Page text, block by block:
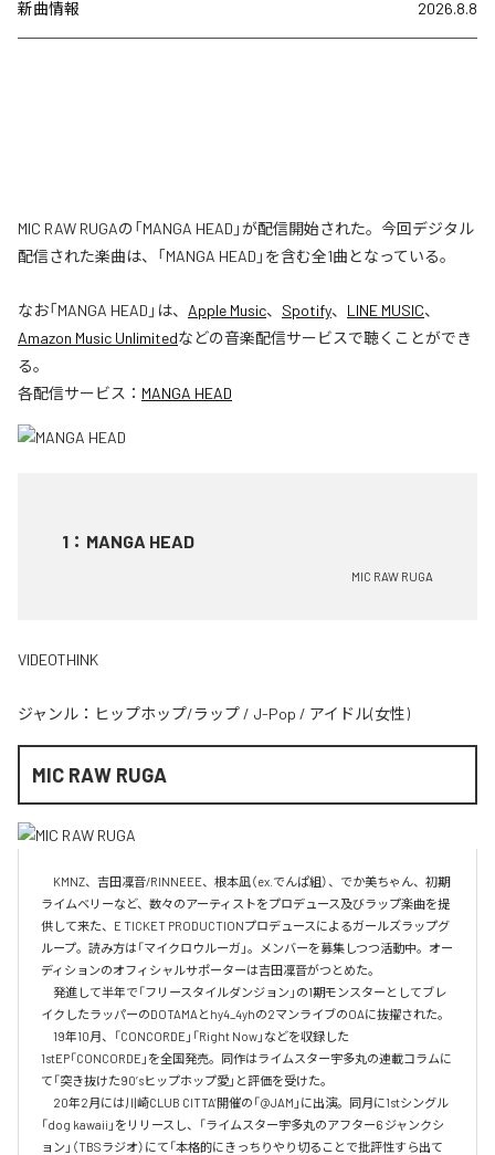
新曲情報 2026.8.8
MIC RAW RUGAの「MANGA HEAD」が配信開始された。今回デジタル
配信された楽曲は、「MANGA HEAD」を含む全1曲となっている。
なお「MANGA HEAD 」は、 Apple Music、 Spotify、 LINE MUSIC、
Amazon Music Unlimitedなどの音楽配信サービスで聴くことができ
る。
各配信サービス： MANGA HEAD
1 ： MANGA HEAD
MIC RAW RUGA
VIDEOTHINK
ジャンル： ヒップホップ/ラップ / J-Pop / アイドル(女性)
MIC RAW RUGA
KMNZ、吉田凜音/RINNEEE、根本凪（ex.でんぱ組）、でか美ちゃん、初期
ライムベリーなど、数々のアーティストをプロデュース及びラップ楽曲を提
供して来た、E TICKET PRODUCTIONプロデュースによるガールズラップグ
ループ。読み方は「マイクロウルーガ」。メンバーを募集しつつ活動中。オー
ディションのオフィシャルサポーターは吉田凜音がつとめた。
発進して半年で「フリースタイルダンジョン」の1期モンスターとしてブレ
イクしたラッパーのDOTAMAとhy4_4yhの2マンライブのOAに抜擢された。
19年10月、「CONCORDE」「Right Now」などを収録した
1stEP「CONCORDE」を全国発売。同作はライムスター宇多丸の連載コラムに
て「突き抜けた90’sヒップホップ愛」と評価を受けた。
20年2月には川崎CLUB CITTA’開催の「@JAM」に出演。同月に1stシングル
「dog kawaii」をリリースし、「ライムスター宇多丸のアフター6 ジャンクシ
ョン」（TBSラジオ）にて「本格的にきっちりやり切ることで批評性すら出て